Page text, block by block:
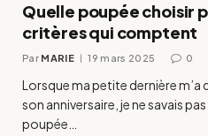
Quelle poupée choisir
critères qui comptent
Par MARIE 19 mars 2025 0
Lorsque ma petite dernière
son anniversaire, je ne savais
poupée…